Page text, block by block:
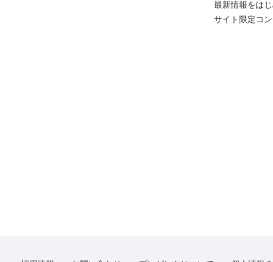
最新情報をは
サイト限定コ